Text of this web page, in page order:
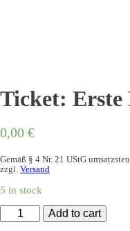
Ticket:
0,00 €
Gemäß § 4 Nr. 21 UStG
zzgl. Versand
5 in stock
Ticket:
Erste
Add to cart